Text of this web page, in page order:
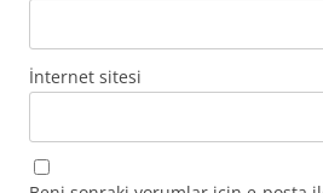
İnternet sitesi